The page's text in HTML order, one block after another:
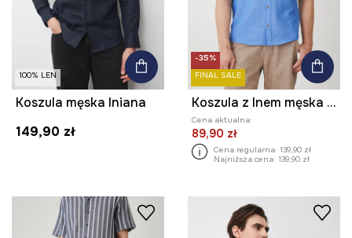
100% LEN
Koszula męska lniana
149,90 zł
-35%
FINAL SALE
Koszula z lnem męska z kołnierzykiem button-down kolor niebieski
Cena aktualna:
89,90 zł
Cena regularna: 139,90 zł
Najniższa cena: 139,90 zł